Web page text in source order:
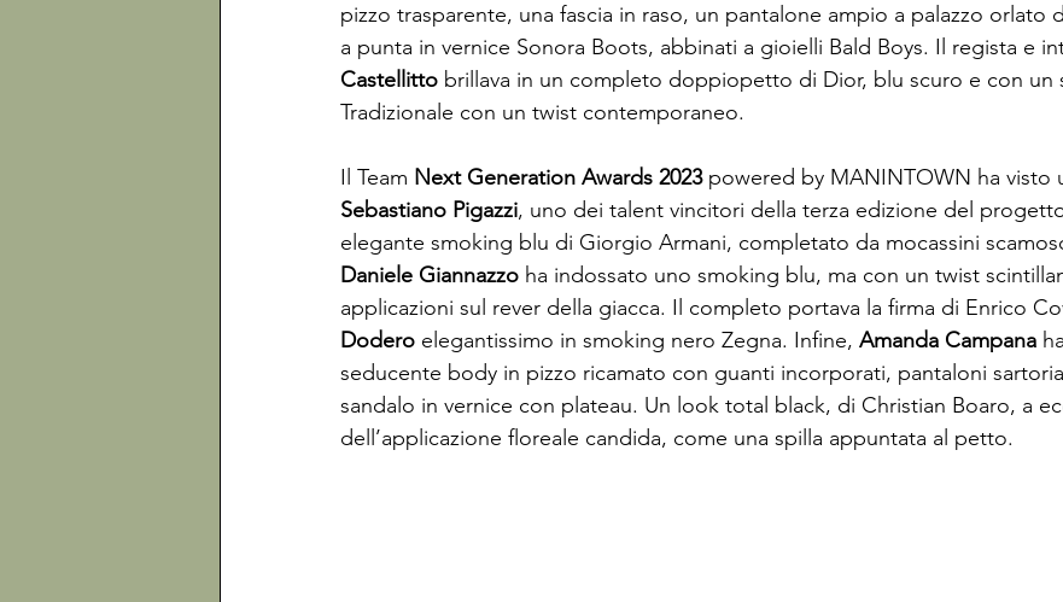
pizzo trasparente, una fascia in raso, un pantalone ampio a palazzo orlato
a punta in vernice Sonora Boots, abbinati a gioielli Bald Boys. Il regista e
Castellitto brillava in un completo doppiopetto di Dior, blu scuro e con un
Tradizionale con un twist contemporaneo.
Il Team Next Generation Awards 2023 powered by MANINTOWN ha visto
Sebastiano Pigazzi, uno dei talent vincitori della terza edizione del
elegante smoking blu di Giorgio Armani, completato da mocassini
Daniele Giannazzo ha indossato uno smoking blu, ma con un twist
applicazioni sul rever della giacca. Il completo portava la firma di Enrico
Dodero elegantissimo in smoking nero Zegna. Infine, Amanda Campana
seducente body in pizzo ricamato con guanti incorporati, pantaloni
sandalo in vernice con plateau. Un look total black, di Christian Boaro, a
dell’applicazione floreale candida, come una spilla appuntata al petto.